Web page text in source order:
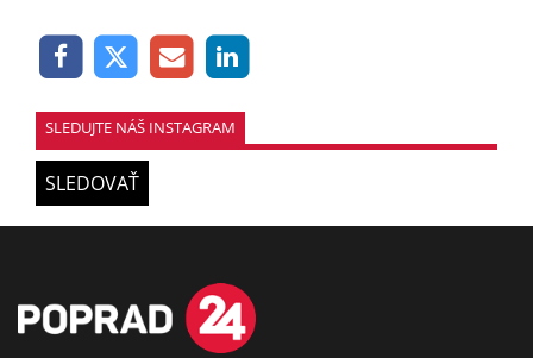
SLEDUJTE NÁŠ INSTAGRAM
SLEDOVAŤ